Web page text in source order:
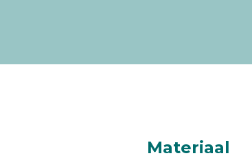
Materiaal